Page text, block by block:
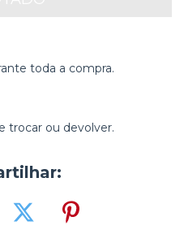
toda a compra.
trocar ou devolver.